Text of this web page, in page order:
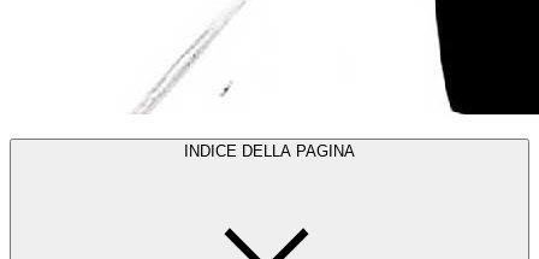
INDICE DELLA PAGINA